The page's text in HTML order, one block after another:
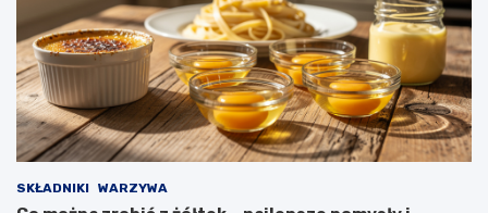
SKŁADNIKI WARZYWA